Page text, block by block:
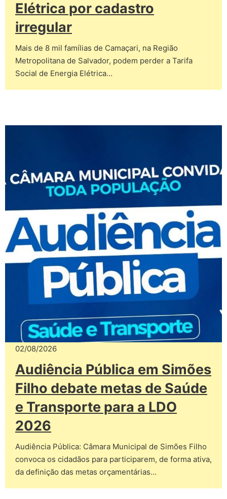
Elétrica por cadastro
irregular
Mais de 8 mil famílias de Camaçari, na Região
Metropolitana de Salvador, podem perder a Tarifa
Social de Energia Elétrica…
02/08/2026
Audiência Pública em Simões
Filho debate metas de Saúde
e Transporte para a LDO
2026
Audiência Pública: Câmara Municipal de Simões Filho
convoca os cidadãos para participarem, de forma ativa,
da definição das metas orçamentárias…